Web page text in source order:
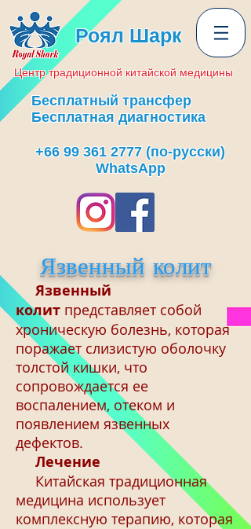
Роял Шарк
Центртрадиционной китайской медицины
Бесплатный трансфер
Бесплатная диагностика
+66 99 361 2777 (по-русски)
WhatsApp
Язвенный колит
Язвенный
колит представляет собой
хроническую болезнь, которая
поражает слизистую оболочку
толстой кишки, что
сопровождается ее
воспалением, отеком и
появлением язвенных
дефектов.
Лечение
Китайская традиционная
медицина использует
комплексную терапию, которая